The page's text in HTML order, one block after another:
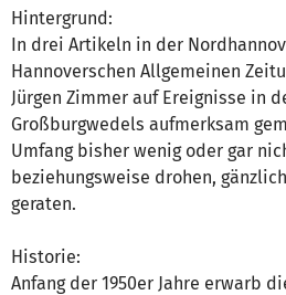
Hintergrund:
In drei Artikeln in der
Hannoverschen Allgemeinen
Jürgen Zimmer auf Ereignisse in
Großburgwedels aufmerksam
Umfang bisher wenig oder gar
beziehungsweise drohen,
geraten.
Historie:
Anfang der 1950er Jahre erwarb